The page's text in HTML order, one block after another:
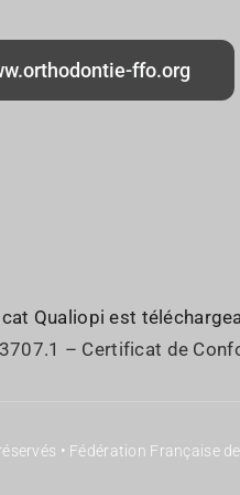
ffo.org
Qualiopi est
– Certificat de
• Fédération Française